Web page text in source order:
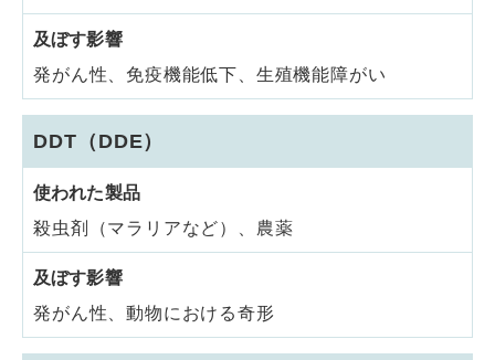
発がん性、免疫機能低下、生殖機能障がい
DDT（DDE）
殺虫剤（マラリアなど）、農薬
発がん性、動物における奇形